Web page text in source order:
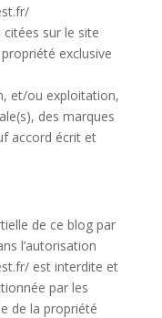
sur le site
exclusive
et/ou exploitation,
des marques
accord écrit et
de ce blog par
l’autorisation
est interdite et
par les
de la propriété